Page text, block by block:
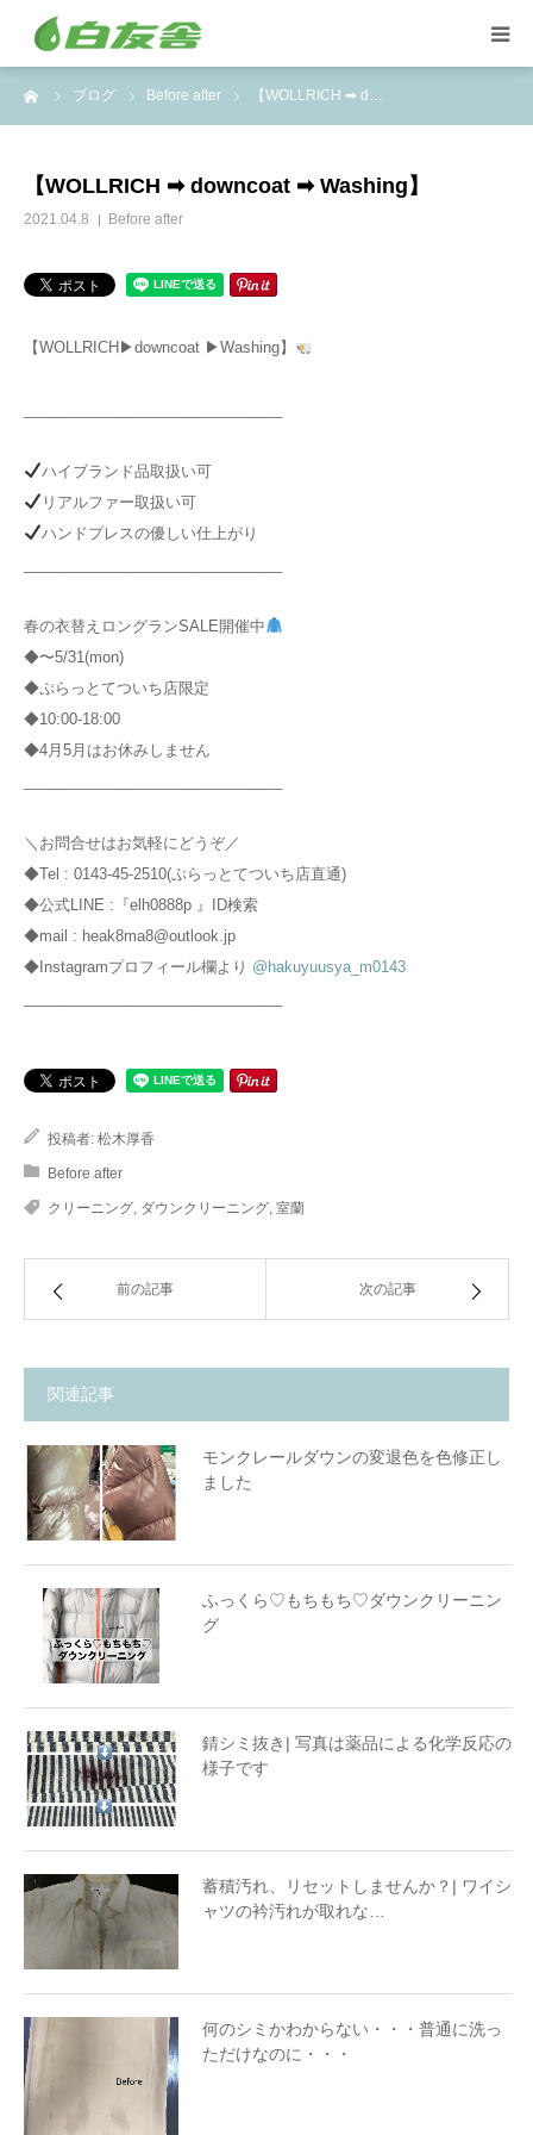
ブログ Before after 【WOLLRICH ➡ d…
【WOLLRICH ➡ downcoat ➡ Washing】
2021.04.8 Before after
【WOLLRICH▶downcoat ▶Washing】
ハイブランド品取扱い可
リアルファー取扱い可
ハンドプレスの優しい仕上がり
春の衣替えロングランSALE開催中
◆〜5/31(mon)
◆ぷらっとてついち店限定
◆10:00-18:00
◆4月5月はお休みしません
＼お問合せはお気軽にどうぞ／
◆Tel : 0143-45-2510(ぷらっとてついち店直通)
◆公式LINE :『elh0888p 』ID検索
◆mail : heak8ma8@outlook.jp
◆Instagramプロフィール欄より @hakuyuusya_m0143
投稿者: 松木厚香
Before after
クリーニング, ダウンクリーニング, 室蘭
前の記事 次の記事
関連記事
モンクレールダウンの変退色を色修正し
ました
ふっくら♡もちもち♡ダウンクリーニン
グ
錆シミ抜き| 写真は薬品による化学反応の
様子です
蓄積汚れ、リセットしませんか？| ワイシ
ャツの衿汚れが取れな…
何のシミかわからない・・・普通に洗っ
ただけなのに・・・
集配サービス